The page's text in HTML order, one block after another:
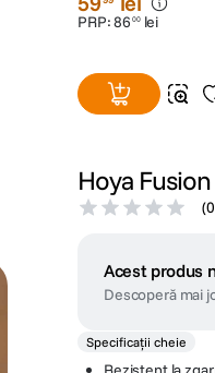
PRP:86 00 lei
Hoya
(
Acest produs
Descoperă mai
Specificații cheie